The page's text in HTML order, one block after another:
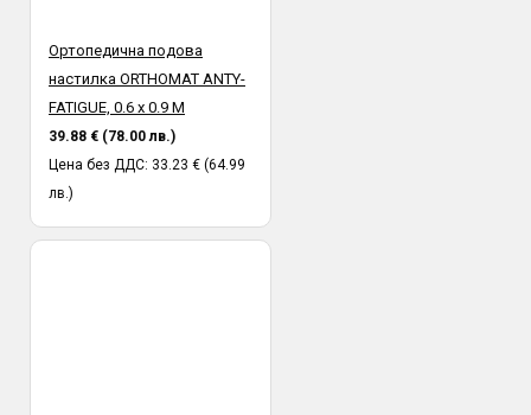
Ортопедична подова
настилка ORTHOMAT ANTY-
FATIGUE, 0.6 х 0.9 M
39.88 € (78.00 лв.)
Цена без ДДС: 33.23 € (64.99
лв.)